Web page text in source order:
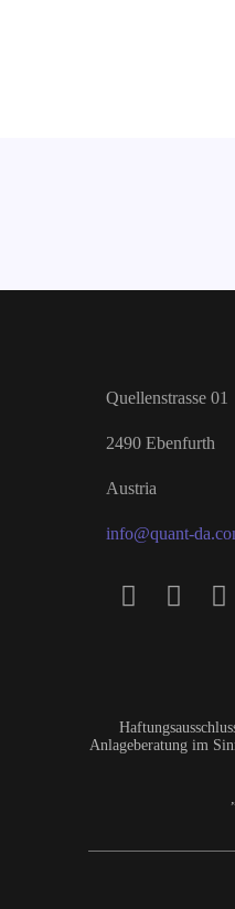
Quellenstrasse 01
2490 Ebenfurth
Austria
info@quant-
Anlageberatung im